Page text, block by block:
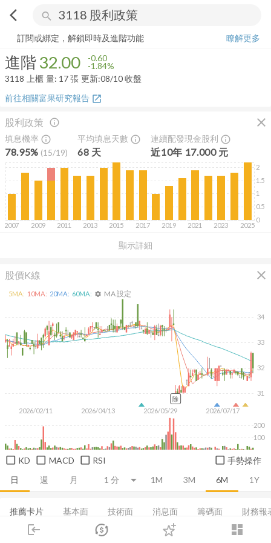
arrow_back_ios search
login dashboard
市場 登入
進階 32.00-1.84%
訂閱或綁定，解鎖即時及進階功能
瞭解更多
進階32.00 -0.60
-1.84%
3118
上櫃 量: 17張 更新:08/10 收盤
前往相關富果研究報告 open_in_new
股利政策 close
顯示詳細
info_outline
填息機率 info_outline
78.95% (15/19)
平均填息天數 info_outline
68 天
連續配發現金股利 info_outline
近10年 17.000元
2007 2009 2011 2013 2015 2017 2019 2021 2023 2025
0
0.5
1
1.5
2
股價K線 close
日 週 月 1M 3M 6M 1Y
2026/02/11 2026/04/13 2026/05/29 2026/07/17
31
32
33
34
100
200
5MA: 10MA: 20MA: 60MA: settings MA 設定
除
KD MACD RSI 手勢操作
推薦卡片 基本面 技術面 消息面 籌碼面 財務報
損益表 現金流量表 基本概況